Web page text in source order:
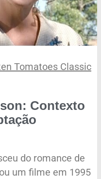
Tomatoes Classic
Contexto
do romance de
um filme em 1995